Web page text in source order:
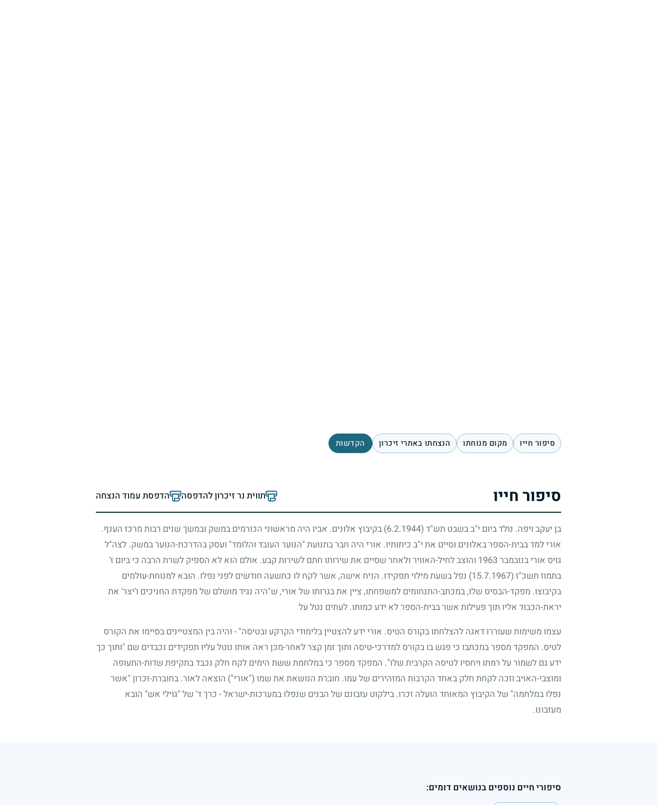
סיפור חייו מקום מנוחתו הנצחתו באתרי זיכרון הקדשות
סיפור חייו תווית נר זיכרון להדפסה הדפסת עמוד הנצחה
בן יעקב ויפה. נולד ביום י"ב בשבט תש"ד(6.2.1944)
בקיבוץ אלונים. אביו היה מראשוני הכורמים במשק ובמשך שנים רבות מרכז הענף.
אורי למד בבית-הספר באלונים וסיים את י"ב כיתותיו. אורי היה חבר בתנועת "הנוער העובד והלומד" ועסק בהדרכת-הנוער במשק. לצה"ל
גויס אורי בנובמבר1963 והוצב לחיל-האוויר ולאחר שסיים את שירותו חתם לשירות קבע. אולם הוא לא הספיק לשרת הרבה כי ביום ז'
בתמוז תשכ"ז(15.7.1967)
נפל בשעת מילוי תפקידו. הניח אישה, אשר לקח לו כתשעה חודשים לפני נפלו. הובא למנוחת-עולמים
בקיבוצו. מפקד-הבסיס שלו, במכתב-התנחומים למשפחתו, ציין את בגרותו של אורי, ש"היה נגיד מושלם של מפקדת החניכים ו'יצר' את
יראת-הכבוד אליו תוך פעילות אשר בבית-הספר לא ידע כמותו. לעתים נטל על
עצמו משימות שעוררו דאגה להצלחתו בקורס הטיס. אורי ידע להצטיין בלימודי הקרקע ובטיסה" - והיה בין המצטיינים בסיימו את הקורס
לטיס. המפקד מספר במכתבו כי פגש בו בקורס למדרכי-טיסה ותוך זמן קצר לאחר-מכן ראה אותו נוטל עליו תפקידים נכבדים שם "ותוך כך
ידע גם לשמור על רמתו ויחסיו לטיסה הקרבית שלו". המפקד מספר כי במלחמת ששת הימים לקח חלק נכבד בתקיפת שדות-התעופה
ומוצבי-האויב וזכה לקחת חלק באחד הקרבות המזהירים של עמו. חוברת הנושאת את שמו ("אורי") הוצאה לאור. בחוברת-זכרון "אשר
נפלו במלחמה" של הקיבוץ המאוחד הועלה זכרו. בילקוט עזבונם של הבנים שנפלו במערכות-ישראל - כרך ד' של "גוילי אש" הובא
מעזבונו.
סיפורי חיים נוספים בנושאים דומים: